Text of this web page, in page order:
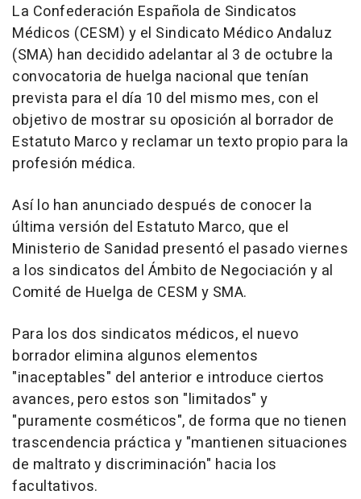
La Confederación Española de Sindicatos
Médicos (CESM) y el Sindicato Médico Andaluz
(SMA) han decidido adelantar al 3 de octubre la
convocatoria de huelga nacional que tenían
prevista para el día 10 del mismo mes, con el
objetivo de mostrar su oposición al borrador de
Estatuto Marco y reclamar un texto propio para la
profesión médica.
Así lo han anunciado después de conocer la
última versión del Estatuto Marco, que el
Ministerio de Sanidad presentó el pasado viernes
a los sindicatos del Ámbito de Negociación y al
Comité de Huelga de CESM y SMA.
Para los dos sindicatos médicos, el nuevo
borrador elimina algunos elementos
"inaceptables" del anterior e introduce ciertos
avances, pero estos son "limitados" y
"puramente cosméticos", de forma que no tienen
trascendencia práctica y "mantienen situaciones
de maltrato y discriminación" hacia los
facultativos.